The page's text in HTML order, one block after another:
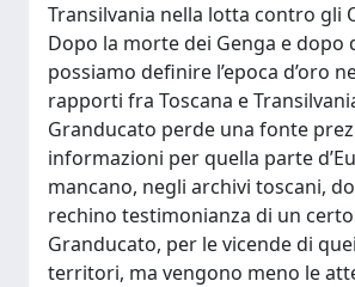
Transilvania nella lotta contro gli
Dopo la morte dei Genga e dopo
possiamo definire l’epoca d’oro
rapporti fra Toscana e
Granducato perde una fonte
informazioni per quella parte
mancano, negli archivi toscani,
rechino testimonianza di un
Granducato, per le vicende di
territori, ma vengono meno le